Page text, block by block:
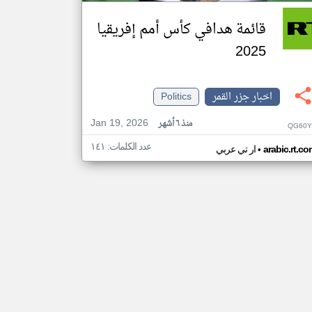
قائمة هدافي كأس أمم إفريقيا
2025
اخبار جزر القمر
Politics
Jan 19, 2026
منذ ٦ أشهر
ار تي عربي• عدد الكلمات: ١٤١